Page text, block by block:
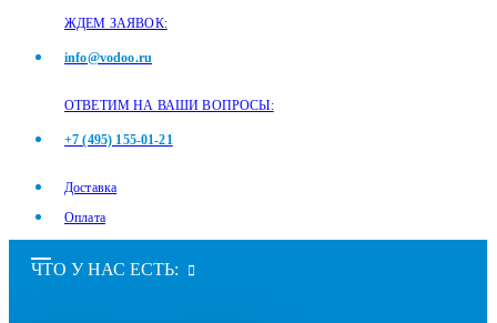
ЖДЕМ ЗАЯВОК:
info@vodoo.ru
ОТВЕТИМ НА ВАШИ ВОПРОСЫ:
+7 (495) 155-01-21
Доставка
Оплата
ЧТО У НАС ЕСТЬ: